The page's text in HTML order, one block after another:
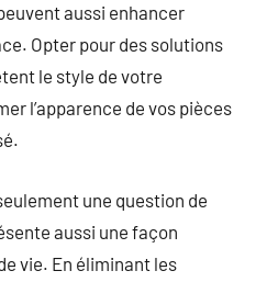
aussi enhancer
Opter pour des solutions
le style de votre
l’apparence de vos pièces
une question de
aussi une façon
vie. En éliminant les